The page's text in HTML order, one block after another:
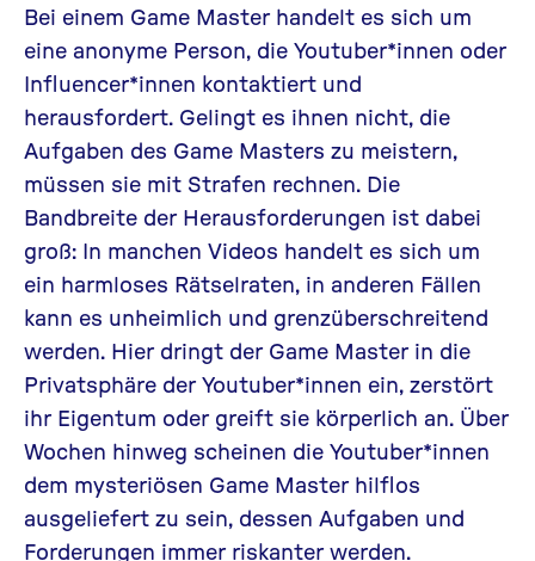
Bei einem Game Master handelt es sich um
eine anonyme Person, die Youtuber*innen oder
Influencer*innen kontaktiert und
herausfordert. Gelingt es ihnen nicht, die
Aufgaben des Game Masters zu meistern,
müssen sie mit Strafen rechnen. Die
Bandbreite der Herausforderungen ist dabei
groß: In manchen Videos handelt es sich um
ein harmloses Rätselraten, in anderen Fällen
kann es unheimlich und grenzüberschreitend
werden. Hier dringt der Game Master in die
Privatsphäre der Youtuber*innen ein, zerstört
ihr Eigentum oder greift sie körperlich an. Über
Wochen hinweg scheinen die Youtuber*innen
dem mysteriösen Game Master hilflos
ausgeliefert zu sein, dessen Aufgaben und
Forderungen immer riskanter werden.